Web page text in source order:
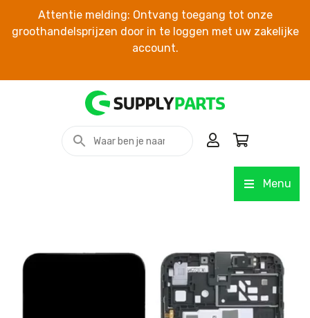
Attentie melding: Ontvang toegang tot onze
groothandelsprijzen door in te loggen met uw zakelijke
account.
Menu